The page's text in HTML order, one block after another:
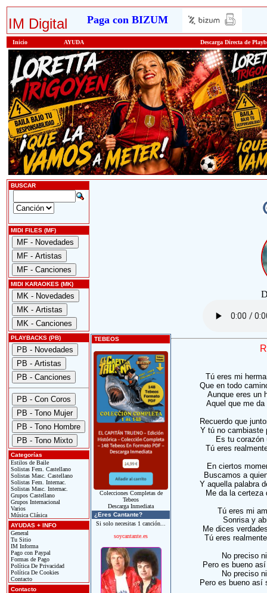
IM Digital Paga con BIZUM
Inicio AYUDA Descarga Directa de
BUSCAR
MIDI FILES (MF)
MIDI KARAOKES (MK)
PLAYBACKS (PB)
Categorías
Estilos de Baile
Solistas Fem. Castellano
Solistas Masc. Castellano
Solistas Fem. Internac.
Solistas Masc. Internac.
Grupos Castellano
Grupos Internacional
Varios
Música Clásica
AYUDAS + INFO
General
Tu Sitio
IM Informa
Pago con Paypal
Formas de Pago
Política De Privacidad
Política De Cookies
Contacto
Contacto
TEBEOS
Colecciones Completas de
Tebeos
Descarga Inmediata
¿Eres Cantante?
Si solo necesitas 1 canción...
soycantante.es
Tú eres mi
Que en todo
Aunque eres un
Aquel que me
Recuerdo que
Y tú no cambiaste
Es tu corazón
Tú eres
En ciertos
Buscamos a
Y aquella palabra
Me da la
Tú eres mi
Sonrisa y
Me dices
Tú eres
No preciso
Pero es bueno
No preciso
Pero es bueno así